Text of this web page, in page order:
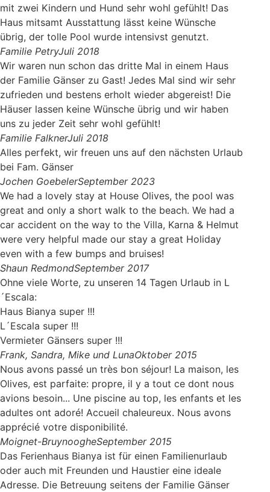
mit zwei Kindern und Hund sehr wohl gefühlt! Das
Haus mitsamt Ausstattung lässt keine Wünsche
übrig, der tolle Pool wurde intensivst genutzt.
Familie PetryJuli 2018
Wir waren nun schon das dritte Mal in einem Haus
der Familie Gänser zu Gast! Jedes Mal sind wir sehr
zufrieden und bestens erholt wieder abgereist! Die
Häuser lassen keine Wünsche übrig und wir haben
uns zu jeder Zeit sehr wohl gefühlt!
Familie FalknerJuli 2018
Alles perfekt, wir freuen uns auf den nächsten Urlaub
bei Fam. Gänser
Jochen GoebelerSeptember 2023
We had a lovely stay at House Olives, the pool was
great and only a short walk to the beach. We had a
car accident on the way to the Villa, Karna & Helmut
were very helpful made our stay a great Holiday
even with a few bumps and bruises!
Shaun RedmondSeptember 2017
Ohne viele Worte, zu unseren 14 Tagen Urlaub in L
´Escala:
Haus Bianya super !!!
L´Escala super !!!
Vermieter Gänsers super !!!
Frank, Sandra, Mike und LunaOktober 2015
Nous avons passé un très bon séjour! La maison, les
Olives, est parfaite: propre, il y a tout ce dont nous
avions besoin... Une piscine au top, les enfants et les
adultes ont adoré! Accueil chaleureux. Nous avons
apprécié votre disponibilité.
Moignet-BruynoogheSeptember 2015
Das Ferienhaus Bianya ist für einen Familienurlaub
oder auch mit Freunden und Haustier eine ideale
Adresse. Die Betreuung seitens der Familie Gänser